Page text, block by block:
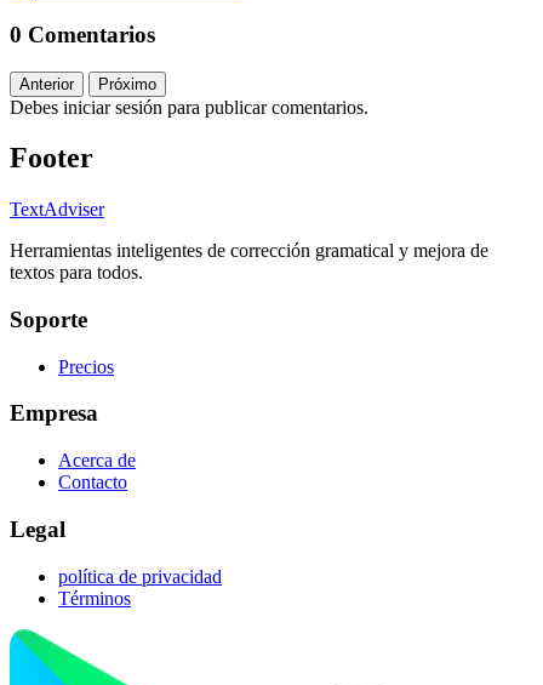
0 Comentarios
Anterior Próximo
Debes iniciar sesión para publicar comentarios.
Footer
TextAdviser
Herramientas inteligentes de corrección gramatical y mejora de
textos para todos.
Soporte
Precios
Empresa
Acerca de
Contacto
Legal
política de privacidad
Términos